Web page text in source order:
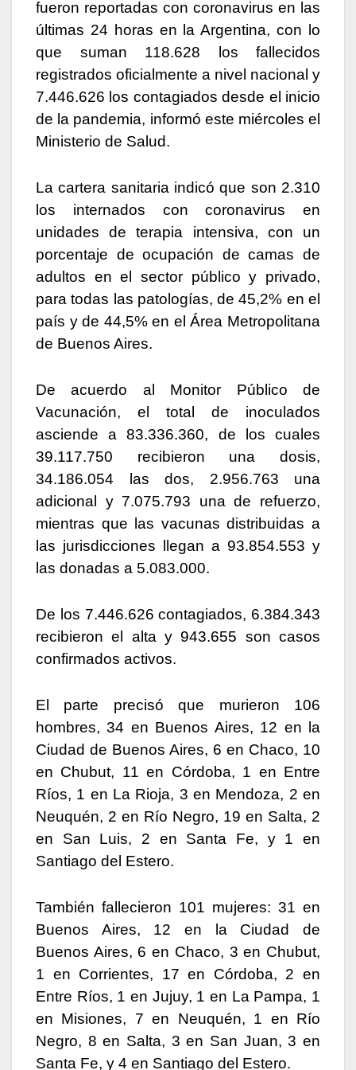
k
er
fueron reportadas con coronavirus en las
últimas 24 horas en la Argentina, con lo
que suman 118.628 los fallecidos
registrados oficialmente a nivel nacional y
7.446.626 los contagiados desde el inicio
de la pandemia, informó este miércoles el
Ministerio de Salud.
La cartera sanitaria indicó que son 2.310
los internados con coronavirus en
unidades de terapia intensiva, con un
porcentaje de ocupación de camas de
adultos en el sector público y privado,
para todas las patologías, de 45,2% en el
país y de 44,5% en el Área Metropolitana
de Buenos Aires.
De acuerdo al Monitor Público de
Vacunación, el total de inoculados
asciende a 83.336.360, de los cuales
39.117.750 recibieron una dosis,
34.186.054 las dos, 2.956.763 una
adicional y 7.075.793 una de refuerzo,
mientras que las vacunas distribuidas a
las jurisdicciones llegan a 93.854.553 y
las donadas a 5.083.000.
De los 7.446.626 contagiados, 6.384.343
recibieron el alta y 943.655 son casos
confirmados activos.
El parte precisó que murieron 106
hombres, 34 en Buenos Aires, 12 en la
Ciudad de Buenos Aires, 6 en Chaco, 10
en Chubut, 11 en Córdoba, 1 en Entre
Ríos, 1 en La Rioja, 3 en Mendoza, 2 en
Neuquén, 2 en Río Negro, 19 en Salta, 2
en San Luis, 2 en Santa Fe, y 1 en
Santiago del Estero.
También fallecieron 101 mujeres: 31 en
Buenos Aires, 12 en la Ciudad de
Buenos Aires, 6 en Chaco, 3 en Chubut,
1 en Corrientes, 17 en Córdoba, 2 en
Entre Ríos, 1 en Jujuy, 1 en La Pampa, 1
en Misiones, 7 en Neuquén, 1 en Río
Negro, 8 en Salta, 3 en San Juan, 3 en
Santa Fe, y 4 en Santiago del Estero.